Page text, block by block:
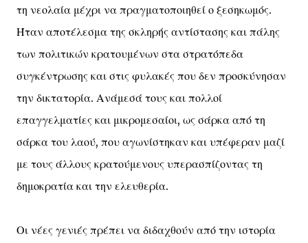
τη νεολαία μέχρι να πραγματοποιηθεί ο ξεσηκωμός.
Ήταν αποτέλεσμα της σκληρής αντίστασης και πάλης
των πολιτικών κρατουμένων στα στρατόπεδα
συγκέντρωσης και στις φυλακές που δεν προσκύνησαν
την δικτατορία. Ανάμεσά τους και πολλοί
επαγγελματίες και μικρομεσαίοι, ως σάρκα από τη
σάρκα του λαού, που αγωνίστηκαν και υπέφεραν μαζί
με τους άλλους κρατούμενους υπερασπίζοντας τη
δημοκρατία και την ελευθερία.
Οι νέες γενιές πρέπει να διδαχθούν από την ιστορία